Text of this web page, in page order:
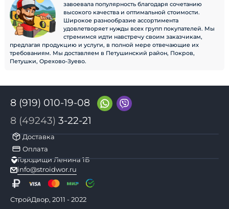
завоевала популярность благодаря сочетанию
высокого качества и оптимальной стоимости.
Широкое разнообразие ассортимента
удовлетворяет нужды всех групп покупателей. Мы
стремимся идти навстречу своим заказчикам,
предлагая продукцию и услуги, в полной мере отвечающие их
требованиям. Мы доставляем в Петушинский район, Покров,
Петушки, Орехово-Зуево.
8 (919) 010-19-08
8 (49243) 3-22-21
Доставка
Оплата
Городищи Ленина 1Б
info@stroidwor.ru
СтройДвор, 2011 - 2022